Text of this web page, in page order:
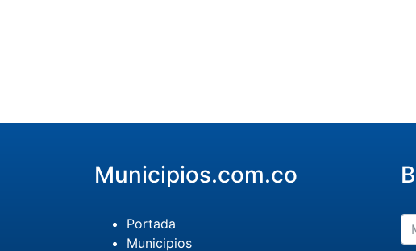
Municipios.com.co
Portada
Municipios